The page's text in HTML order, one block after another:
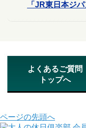
「JR東日本ジ
よくあるご質問
トップへ
ページの先頭へ